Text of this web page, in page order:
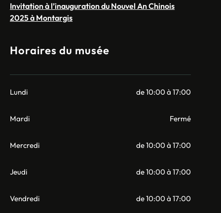
Invitation à l’inauguration du Nouvel An Chinois
2025 à Montargis
Horaires du musée
Lundi de 10:00 à 17:00
Mardi Fermé
Mercredi de 10:00 à 17:00
Jeudi de 10:00 à 17:00
Vendredi de 10:00 à 17:00